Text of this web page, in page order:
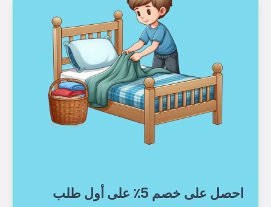
احصل على خصم 5٪ على أول طلب